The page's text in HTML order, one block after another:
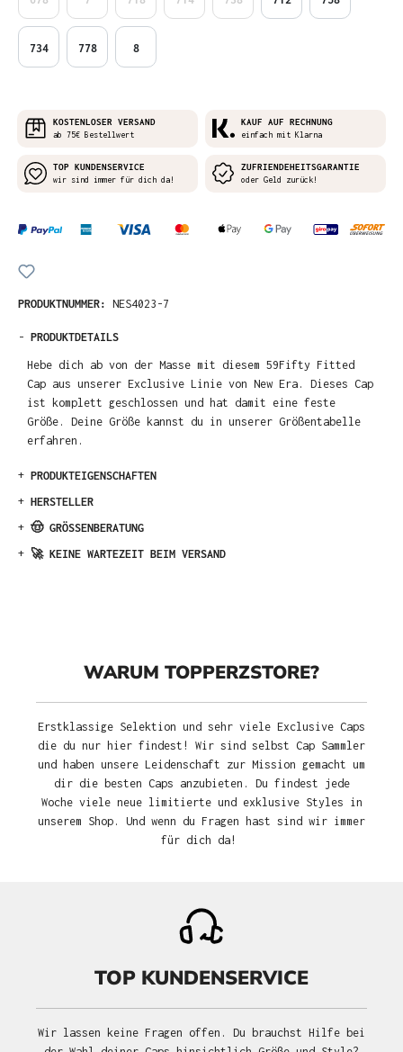
734 778 8
KOSTENLOSER VERSAND
ab 75€ Bestellwert
KAUF AUF RECHNUNG
einfach mit Klarna
TOP KUNDENSERVICE
wir sind immer für dich da!
ZUFRIENDEHEITSGARANTIE
oder Geld zurück!
PRODUKTNUMMER: NES4023-7
- PRODUKTDETAILS
Hebe dich ab von der Masse mit diesem 59Fifty Fitted
Cap aus unserer Exclusive Linie von New Era. Dieses Cap
ist komplett geschlossen und hat damit eine feste
Größe. Deine Größe kannst du in unserer Größentabelle
erfahren.
+ PRODUKTEIGENSCHAFTEN
+ HERSTELLER
+ 🤠 GRÖSSENBERATUNG
+ 🚀 KEINE WARTEZEIT BEIM VERSAND
WARUM TOPPERZSTORE?
Erstklassige Selektion und sehr viele Exclusive Caps
die du nur hier findest! Wir sind selbst Cap Sammler
und haben unsere Leidenschaft zur Mission gemacht um
dir die besten Caps anzubieten. Du findest jede
Woche viele neue limitierte und exklusive Styles in
unserem Shop. Und wenn du Fragen hast sind wir immer
für dich da!
TOP KUNDENSERVICE
Wir lassen keine Fragen offen. Du brauchst Hilfe bei